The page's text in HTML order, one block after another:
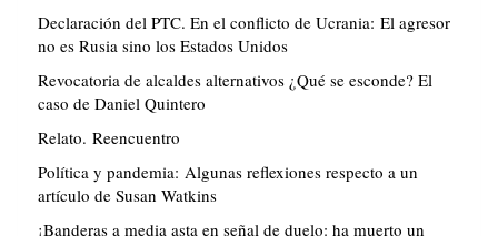
Declaración del PTC. En el conflicto de Ucrania: El agresor
no es Rusia sino los Estados Unidos
Revocatoria de alcaldes alternativos ¿Qué se esconde? El
caso de Daniel Quintero
Relato. Reencuentro
Política y pandemia: Algunas reflexiones respecto a un
artículo de Susan Watkins
¡Banderas a media asta en señal de duelo: ha muerto un